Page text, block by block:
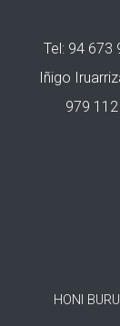
Tel: 94 673
Iñigo
979 112
HONI